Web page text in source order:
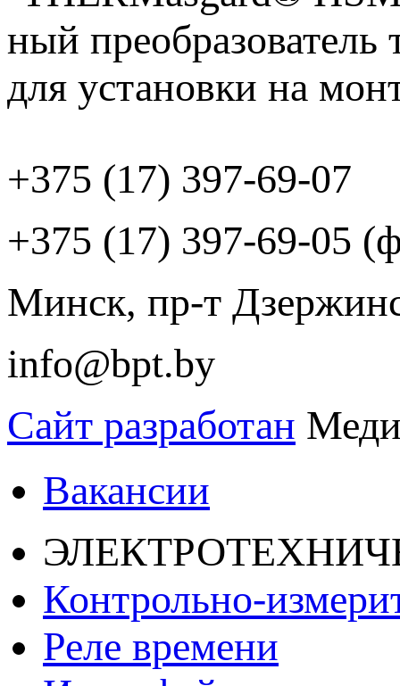
+375 (17) 397-69-07
+375 (17) 397-69-05
Минск, пр-т
info@bpt.by
Сайт разработан
Вакансии
Контрольно-
Реле времени